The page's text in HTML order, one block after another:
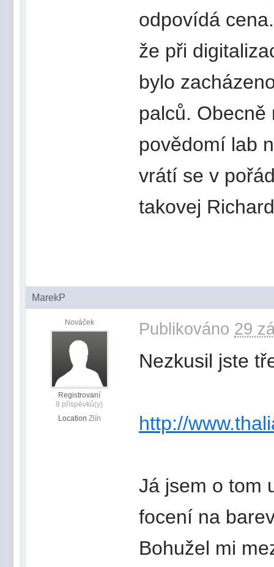
odpovídá
že při
bylo
palců. Obecně
povědomí lab
vrátí se v
takovej
MarekP
Nováček
Registrovaní
8 příspěvků(y)
Location Zlín
Publikováno 29
Nezkusil jste
http://
Já jsem o tom
focení na
Bohužel mi